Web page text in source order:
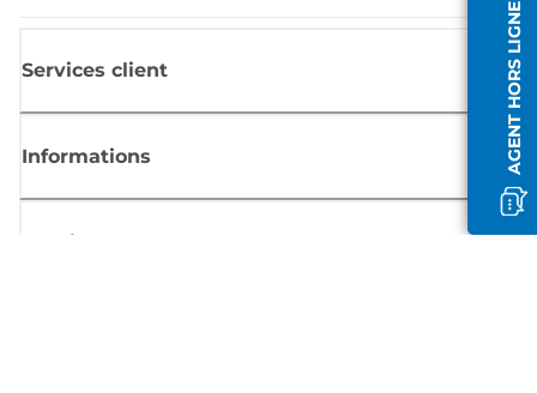
AGENT HORS LIGNE
Services client
Informations
Boutique